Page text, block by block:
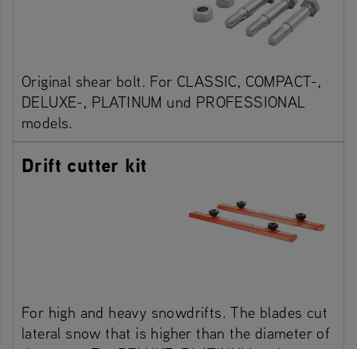
Original shear bolt. For CLASSIC, COMPACT-,
DELUXE-, PLATINUM und PROFESSIONAL
models.
Drift cutter kit
For high and heavy snowdrifts. The blades cut
lateral snow that is higher than the diameter of